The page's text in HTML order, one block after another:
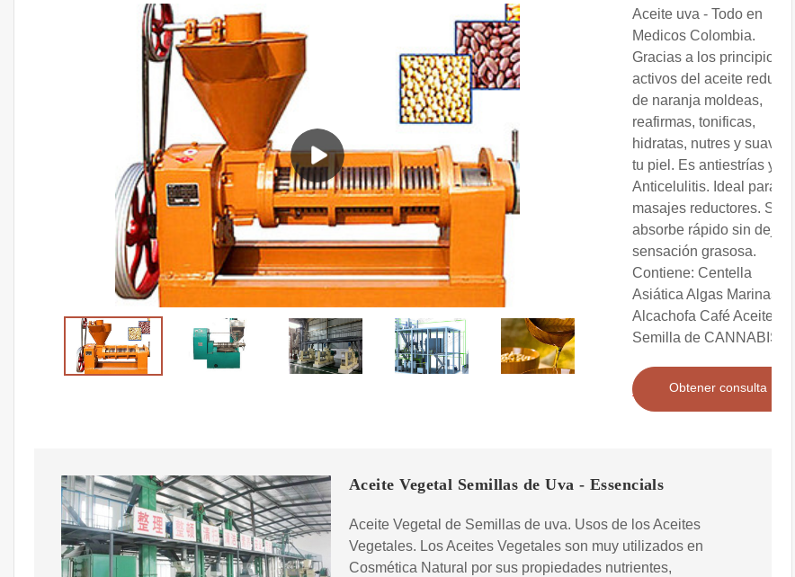
Aceite uva - Todo en
Medicos Colombia.
Gracias a los principios
activos del aceite reductor
de naranja moldeas,
reafirmas, tonificas,
hidratas, nutres y suavizas
tu piel. Es antiestrías y
Anticelulitis. Ideal para
masajes reductores. Se
absorbe rápido sin dejar
sensación grasosa.
Contiene: Centella
Asiática Algas Marinas
Alcachofa Café Aceite de
Semilla de CANNABIS
Obtener consulta
Aceite Vegetal Semillas de Uva - Essencials
Aceite Vegetal de Semillas de uva. Usos de los Aceites
Vegetales. Los Aceites Vegetales son muy utilizados en
Cosmética Natural por sus propiedades nutrientes,